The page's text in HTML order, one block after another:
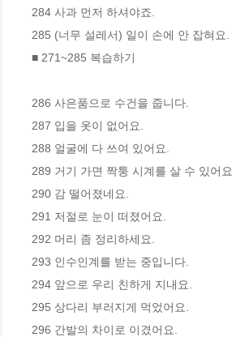
284 사과 먼저 하셔야죠.
285 (너무 설레서) 일이 손에 안 잡혀요.
■ 271~285 복습하기
286 사은품으로 수건을 줍니다.
287 입을 옷이 없어요.
288 얼굴에 다 쓰여 있어요.
289 거기 가면 짝퉁 시계를 살 수 있어요.
290 감 떨어졌네요.
291 저절로 눈이 떠졌어요.
292 머리 좀 정리하세요.
293 인수인계를 받는 중입니다.
294 앞으로 우리 친하게 지내요.
295 상다리 부러지게 먹었어요.
296 간발의 차이로 이겼어요.